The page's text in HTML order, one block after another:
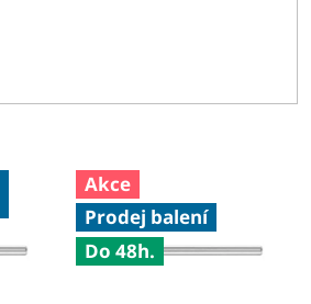
Akce
Prodej balení
Do 48h.